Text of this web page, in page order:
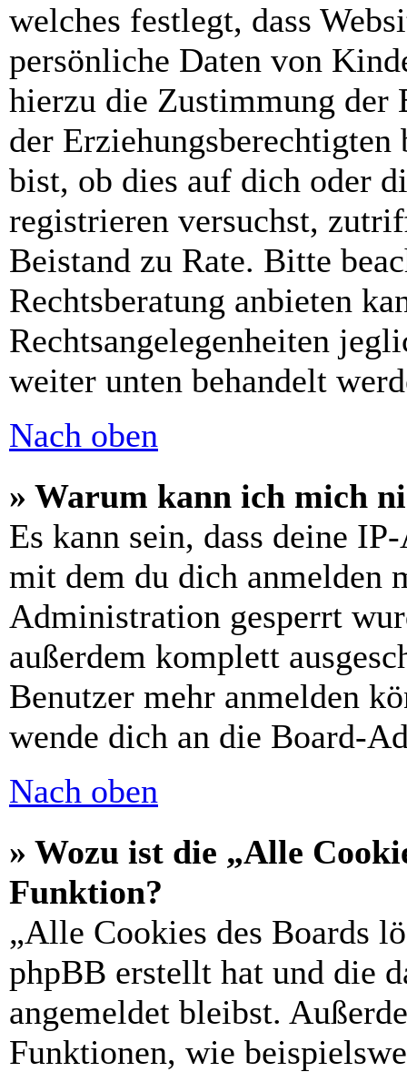
welches festlegt, dass
persönliche Daten von
hierzu die Zustimmung der
der
bist, ob dies auf dich oder
registrieren versuchst,
Beistand zu Rate. Bitte
Rechtsberatung anbieten
Rechtsangelegenheiten
weiter unten behandelt
Nach oben
» Warum kann ich mich
Es kann sein, dass deine
mit dem du dich anmelden
Administration gesperrt
außerdem komplett
Benutzer mehr anmelden
wende dich an die Board-
Nach oben
» Wozu ist die „Alle
Funktion?
„Alle Cookies des Boards
phpBB erstellt hat und die
angemeldet bleibst.
Funktionen, wie